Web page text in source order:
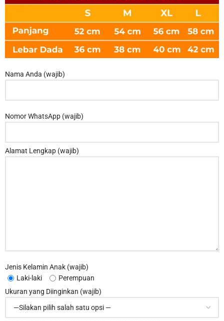
Nama Anda (wajib)
Nomor WhatsApp (wajib)
Alamat Lengkap (wajib)
Jenis Kelamin Anak (wajib)
Laki-laki
Perempuan
Ukuran yang Diinginkan (wajib)